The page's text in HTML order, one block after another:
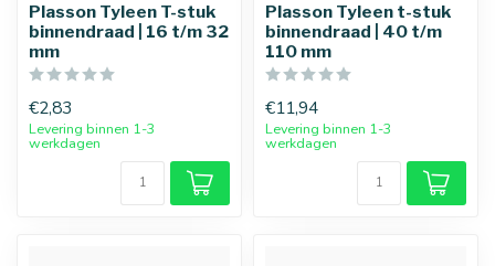
Plasson Tyleen T-stuk
binnendraad | 16 t/m 32
mm
€2,83
Levering binnen 1-3
werkdagen
Plasson Tyleen t-stuk
binnendraad | 40 t/m
110 mm
€11,94
Levering binnen 1-3
werkdagen